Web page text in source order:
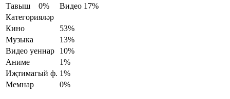
Тавыш
0% Видео 17%
Категорияләр
Кино
53%
Музыка
13%
Видео уеннар
10%
Аниме
1%
Иҗтимагый ф. 1%
Мемнар
0%